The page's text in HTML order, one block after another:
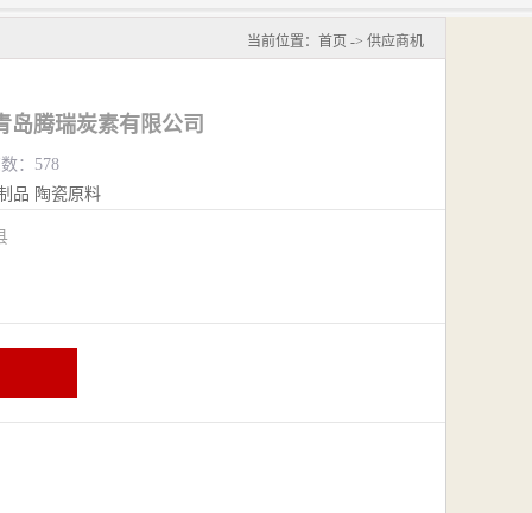
当前位置： 首页 -> 供应商机
岛腾瑞炭素有限公司
：578
品 陶瓷原料